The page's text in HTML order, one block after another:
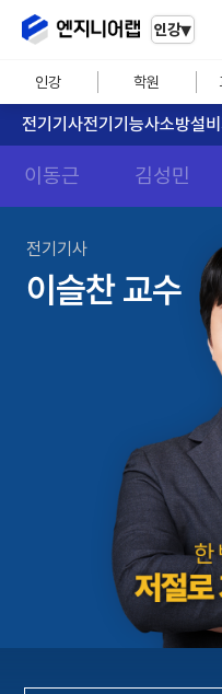
인강▾
인강 학원
전기기사전기기능사소방설
이동근 김성민
전기기사
이슬찬 교수